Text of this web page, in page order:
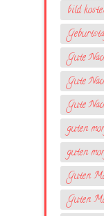
bild
Gute
Gute
Gute
guten
guten
Guten
Guten